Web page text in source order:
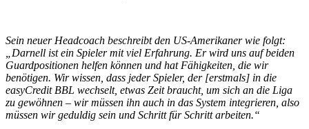
Sein neuer Headcoach beschreibt den US-Amerikaner wie folgt:
„Darnell ist ein Spieler mit viel Erfahrung. Er wird uns auf beiden
Guardpositionen helfen können und hat Fähigkeiten, die wir
benötigen. Wir wissen, dass jeder Spieler, der [erstmals] in die
easyCredit BBL wechselt, etwas Zeit braucht, um sich an die Liga
zu gewöhnen – wir müssen ihn auch in das System integrieren, also
müssen wir geduldig sein und Schritt für Schritt arbeiten.“